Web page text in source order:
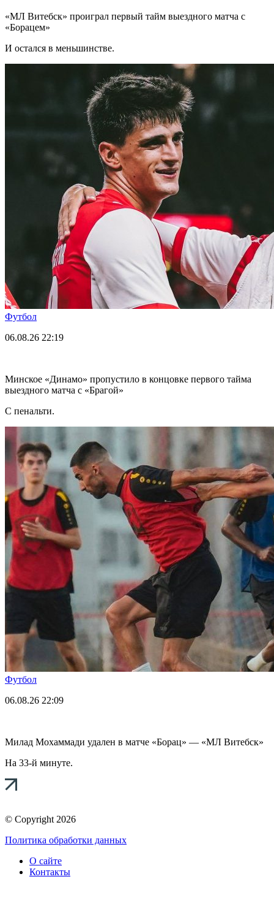
«МЛ Витебск» проиграл первый тайм выездного матча с
«Борацем»
И остался в меньшинстве.
Футбол
06.08.26 22:19
Минское «Динамо» пропустило в концовке первого тайма
выездного матча с «Брагой»
С пенальти.
Футбол
06.08.26 22:09
Милад Мохаммади удален в матче «Борац» — «МЛ Витебск»
На 33-й минуте.
© Copyright 2026
Политика обработки данных
О сайте
Контакты